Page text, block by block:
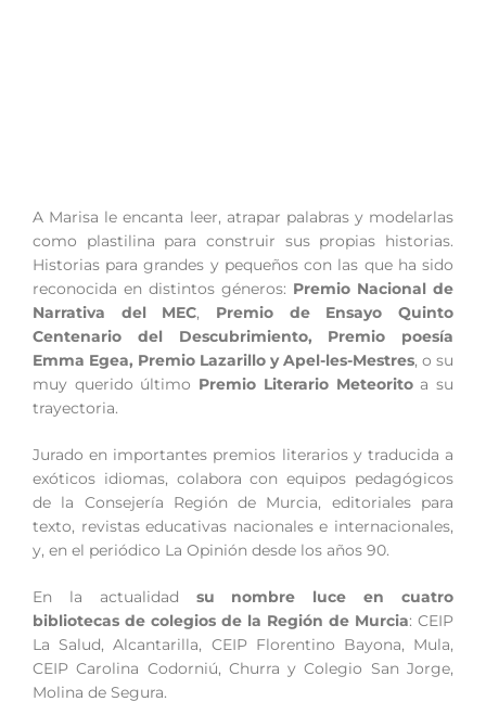
A Marisa le encanta leer, atrapar palabras y modelarlas
como plastilina para construir sus propias historias.
Historias para grandes y pequeños con las que ha sido
reconocida en distintos géneros: Premio Nacional de
Narrativa del MEC, Premio de
Ensayo Quinto
Centenario del Descubrimiento, Premio poesía
Emma Egea, Premio Lazarillo y Apel-les-Mestres, o su
muy querido último Premio Literario Meteoritoa su
trayectoria.
Jurado en importantes premios literarios y traducida a
exóticos idiomas, colabora con equipos pedagógicos
de la Consejería Región de Murcia, editoriales para
texto, revistas educativas nacionales e internacionales,
y, en el periódico La Opinión desde los años 90.
En la actualidad su nombre luce en cuatro
bibliotecas de colegios de la Región de Murcia: CEIP
La Salud, Alcantarilla, CEIP Florentino Bayona, Mula,
CEIP Carolina Codorniú, Churra y Colegio San Jorge,
Molina de Segura.